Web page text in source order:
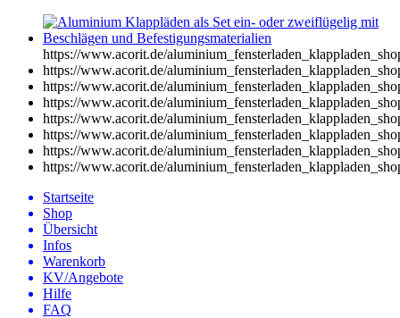
https://www.acorit.de/
https://www.acorit.de/
https://www.acorit.de/
https://www.acorit.de/
https://www.acorit.de/
https://www.acorit.de/
https://www.acorit.de/
https://www.acorit.de/
Startseite
Shop
Übersicht
Infos
Warenkorb
KV/Angebote
Hilfe
FAQ